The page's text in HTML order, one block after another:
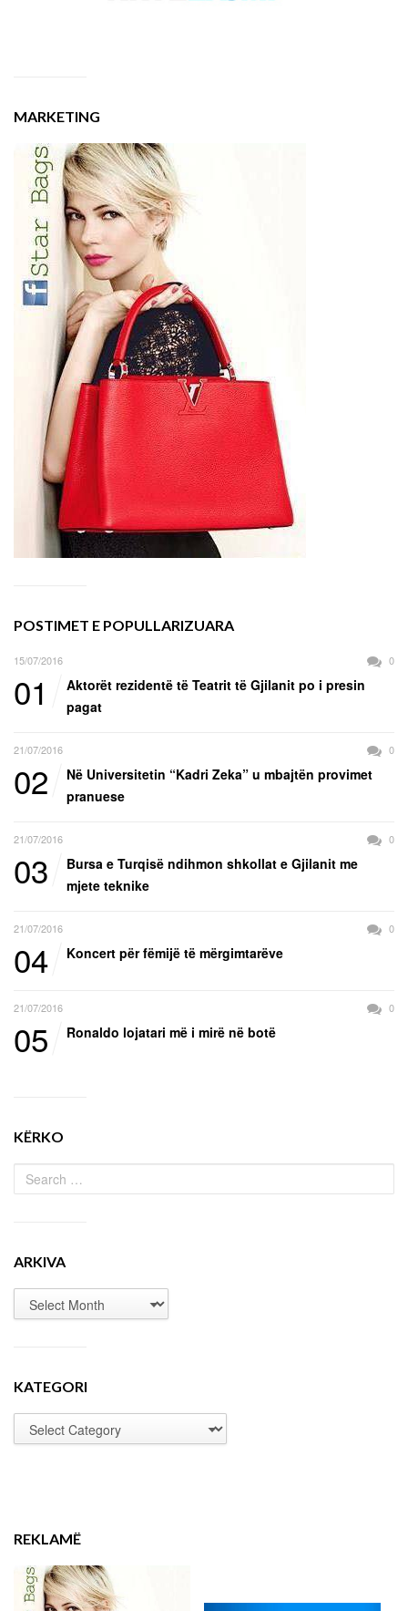
MARKETING
POSTIMET E POPULLARIZUARA
15/07/2016 0
01
Aktorët rezidentë të Teatrit të Gjilanit po i presin
pagat
21/07/2016 0
02
Në Universitetin “Kadri Zeka” u mbajtën provimet
pranuese
21/07/2016 0
03
Bursa e Turqisë ndihmon shkollat e Gjilanit me
mjete teknike
21/07/2016 0
04 Koncert për fëmijë të mërgimtarëve
21/07/2016 0
05 Ronaldo lojatari më i mirë në botë
KËRKO
ARKIVA
KATEGORI
REKLAMË